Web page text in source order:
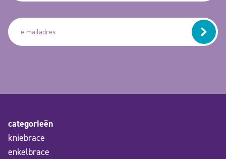
categorieën
kniebrace
enkelbrace